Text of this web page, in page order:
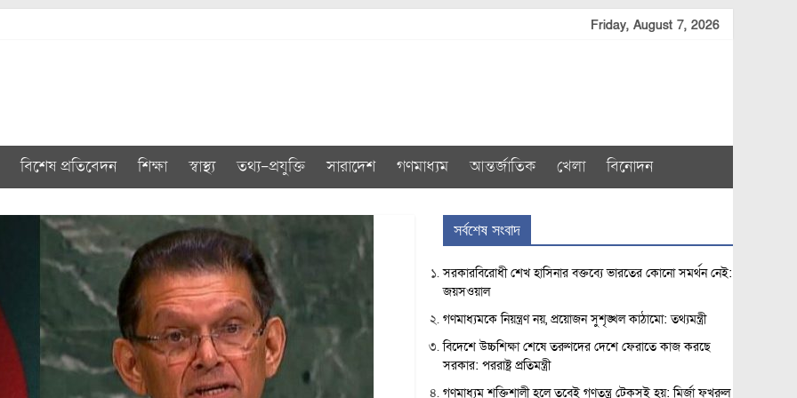
Friday, August 7, 2026
বিশেষ প্রতিবেদন শিক্ষা স্বাস্থ্য তথ্য-প্রযুক্তি সারাদেশ গণমাধ্যম আন্তর্জাতিক খেলা বিনোদন
সর্বশেষ সংবাদ
সরকারবিরোধী শেখ হাসিনার বক্তব্যে ভারতের কোনো সমর্থন নেই:
জয়সওয়াল
গণমাধ্যমকে নিয়ন্ত্রণ নয়, প্রয়োজন সুশৃঙ্খল কাঠামো: তথ্যমন্ত্রী
বিদেশে উচ্চশিক্ষা শেষে তরুণদের দেশে ফেরাতে কাজ করছে
সরকার: পররাষ্ট্র প্রতিমন্ত্রী
গণমাধ্যম শক্তিশালী হলে তবেই গণতন্ত্র টেকসই হয়: মির্জা ফখরুল